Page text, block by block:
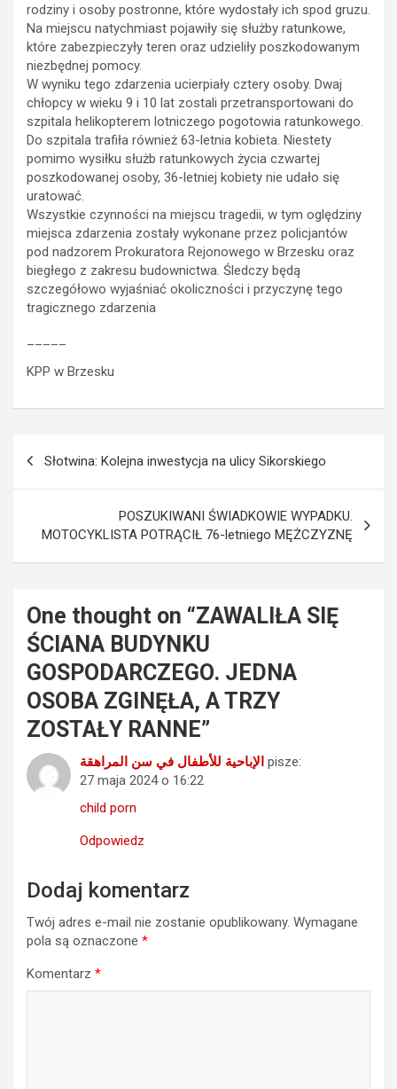
rodziny i osoby postronne, które wydostały ich spod gruzu.
Na miejscu natychmiast pojawiły się służby ratunkowe,
które zabezpieczyły teren oraz udzieliły poszkodowanym
niezbędnej pomocy.
W wyniku tego zdarzenia ucierpiały cztery osoby. Dwaj
chłopcy w wieku 9 i 10 lat zostali przetransportowani do
szpitala helikopterem lotniczego pogotowia ratunkowego.
Do szpitala trafiła również 63-letnia kobieta. Niestety
pomimo wysiłku służb ratunkowych życia czwartej
poszkodowanej osoby, 36-letniej kobiety nie udało się
uratować.
Wszystkie czynności na miejscu tragedii, w tym oględziny
miejsca zdarzenia zostały wykonane przez policjantów
pod nadzorem Prokuratora Rejonowego w Brzesku oraz
biegłego z zakresu budownictwa. Śledczy będą
szczegółowo wyjaśniać okoliczności i przyczynę tego
tragicznego zdarzenia
KPP w Brzesku
Słotwina: Kolejna inwestycja na ulicy Sikorskiego
POSZUKIWANI ŚWIADKOWIE WYPADKU.
MOTOCYKLISTA POTRĄCIŁ 76-letniego MĘŻCZYZNĘ
One thought on “ZAWALIŁA SIĘ
ŚCIANA BUDYNKU
GOSPODARCZEGO. JEDNA
OSOBA ZGINĘŁA, A TRZY
ZOSTAŁY RANNE”
الإباحية للأطفال في سن المراهقة pisze:
27 maja 2024 o 16:22
child porn
Odpowiedz
Dodaj komentarz
Twój adres e-mail nie zostanie opublikowany. Wymagane
pola są oznaczone *
Komentarz *